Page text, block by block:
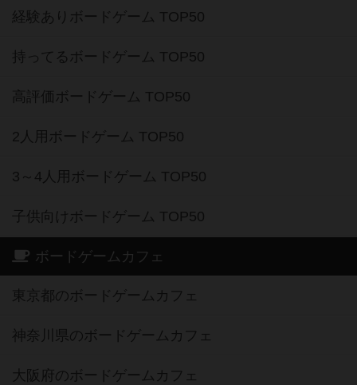
経験ありボードゲーム TOP50
持ってるボードゲーム TOP50
高評価ボードゲーム TOP50
2人用ボードゲーム TOP50
3～4人用ボードゲーム TOP50
子供向けボードゲーム TOP50
ボードゲームカフェ
東京都のボードゲームカフェ
神奈川県のボードゲームカフェ
大阪府のボードゲームカフェ